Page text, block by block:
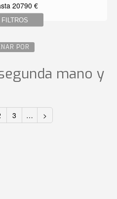
20790 €
POR
mano y
3 … >